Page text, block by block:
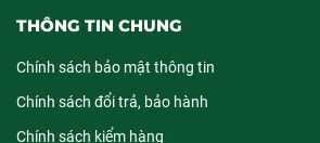
THÔNG TIN CHUNG
Chính sách bảo mật thông tin
Chính sách đổi trả, bảo hành
Chính sách kiểm hàng